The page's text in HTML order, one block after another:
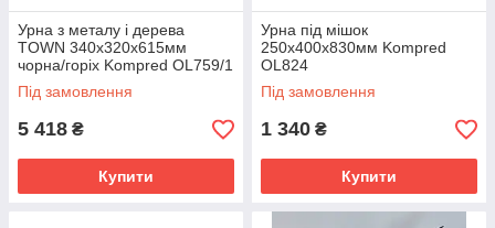
Урна з металу і дерева
TOWN 340х320х615мм
чорна/горіх Kompred OL759/1
Під замовлення
5 418 ₴
Купити
Урна під мішок
250х400х830мм Kompred
OL824
Під замовлення
1 340 ₴
Купити